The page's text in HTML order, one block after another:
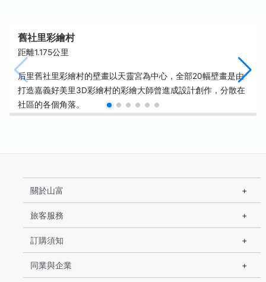
舊社里彩繪村
距離1.175公里
后里舊社里彩繪村的壁畫以天靈宮為中心，全部20幅壁畫是由
打造嘉義好美里3D彩繪村的彩繪大師曾進成設計創作，分散在
社區的各個角落。
關於山富
旅客服務
訂購須知
同業與企業